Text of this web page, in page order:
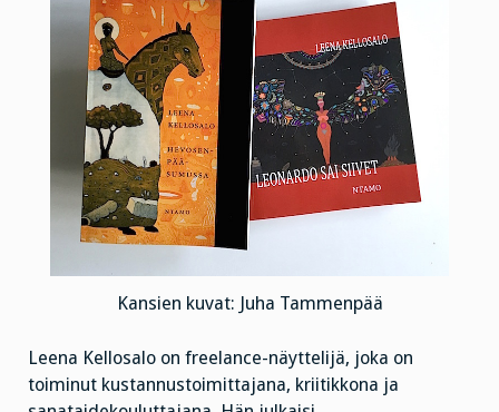
Kansien kuvat: Juha Tammenpää
Leena Kellosalo on freelance-näyttelijä, joka on
toiminut kustannustoimittajana, kriitikkona ja